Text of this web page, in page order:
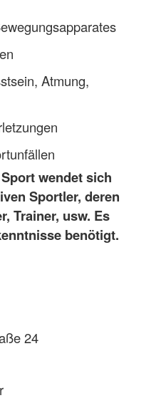
Atmung,
wendet sich
Sportler, deren
Trainer, usw. Es
benötigt.
24